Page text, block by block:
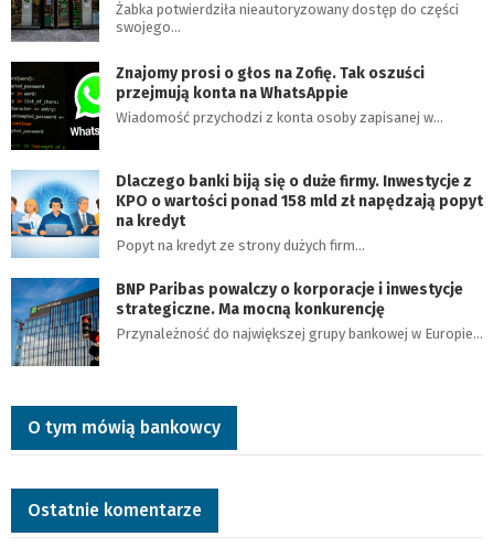
Żabka potwierdziła nieautoryzowany dostęp do części
swojego…
Znajomy prosi o głos na Zofię. Tak oszuści
przejmują konta na WhatsAppie
Wiadomość przychodzi z konta osoby zapisanej w…
Dlaczego banki biją się o duże firmy. Inwestycje z
KPO o wartości ponad 158 mld zł napędzają popyt
na kredyt
Popyt na kredyt ze strony dużych firm…
BNP Paribas powalczy o korporacje i inwestycje
strategiczne. Ma mocną konkurencję
Przynależność do największej grupy bankowej w Europie…
O tym mówią bankowcy
Ostatnie komentarze